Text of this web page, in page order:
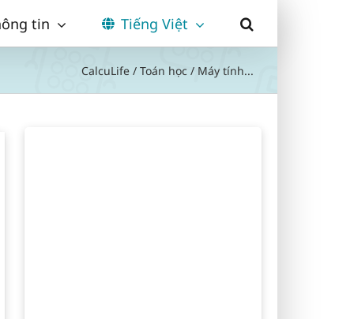
tin Tiếng Việt
CalcuLife / Toán học / Máy tính...